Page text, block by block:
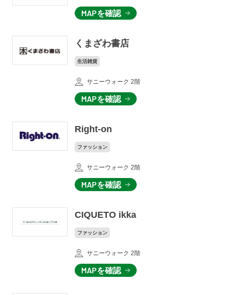
MAPを確認
くまざわ書店
生活雑貨
サニーウォーク 2階
MAPを確認
Right-on
ファッション
サニーウォーク 2階
MAPを確認
CIQUETO ikka
ファッション
サニーウォーク 2階
MAPを確認